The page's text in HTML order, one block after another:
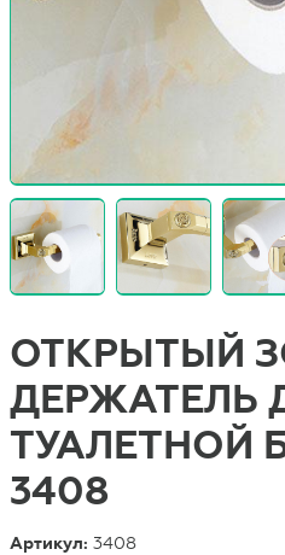
ОТКРЫТЫЙ
ДЕРЖАТЕЛЬ
ТУАЛЕТНОЙ
3408
Артикул:3408